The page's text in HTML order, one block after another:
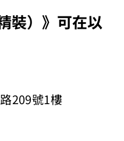
裝）》可在以
209號1樓